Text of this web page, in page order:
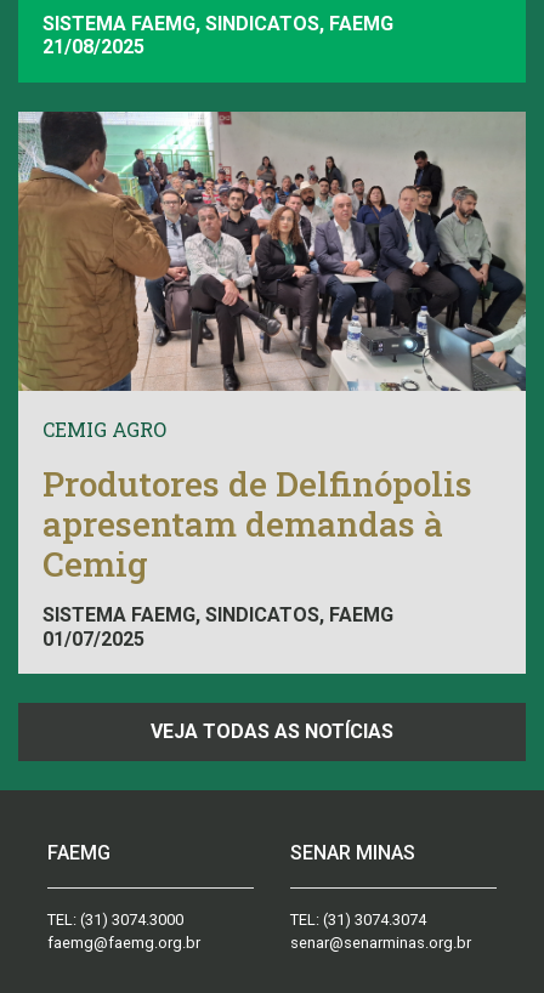
SISTEMA FAEMG, SINDICATOS, FAEMG
21/08/2025
CEMIG AGRO
Produtores de Delfinópolis
apresentam demandas à
Cemig
SISTEMA FAEMG, SINDICATOS, FAEMG
01/07/2025
VEJA TODAS AS NOTÍCIAS
FAEMG
TEL: (31) 3074.3000
faemg@faemg.org.br
SENAR MINAS
TEL: (31) 3074.3074
senar@senarminas.org.br